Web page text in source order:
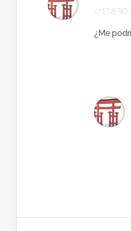
17 ENERO,
¿Me